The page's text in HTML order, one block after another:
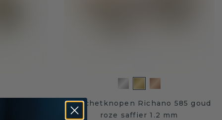
Manchetknopen Richano 585 goud
roze saffier 1.2 mm